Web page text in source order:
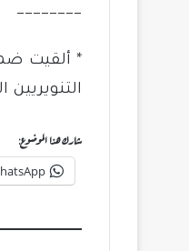
________
* ألقيت
التنويريين
شارك هذا الموضوع: